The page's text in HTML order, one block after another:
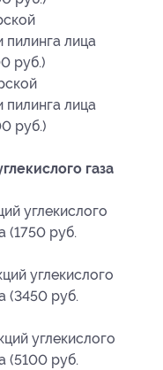
пилинга лица
руб.)
пилинга лица
руб.)
газа
углекислого
(1750 руб.
углекислого
(3450 руб.
углекислого
(5100 руб.